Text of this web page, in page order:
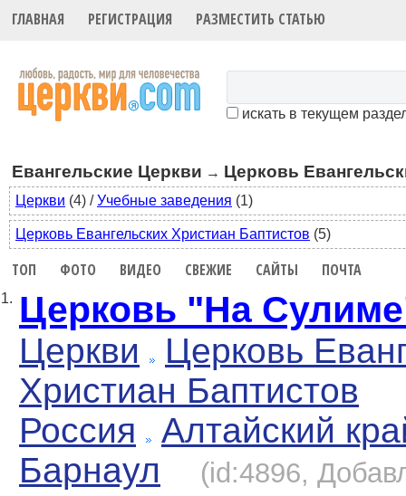
ГЛАВНАЯ РЕГИСТРАЦИЯ РАЗМЕСТИТЬ СТАТЬЮ
искать в текущем
Евангельские Церкви → Церковь
Церкви (4) /Учебные заведения (1)
Церковь Евангельских Христиан Баптистов (5)
ТОП ФОТО ВИДЕО СВЕЖИЕ САЙТЫ ПОЧТА
1. Церковь "На
Церкви
Церковь
Христиан Баптистов
Россия
Алтайский
Барнаул
(id:4896,